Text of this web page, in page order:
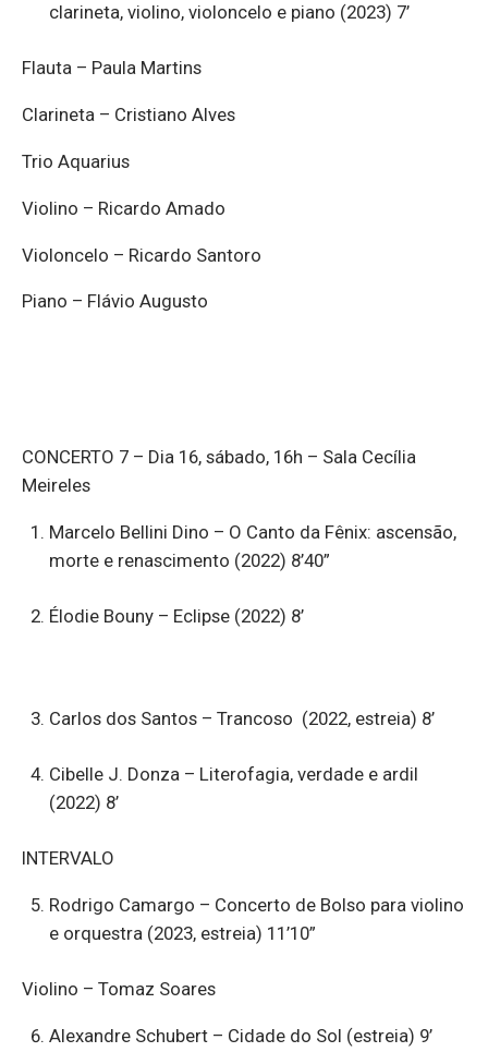
clarineta, violino, violoncelo e piano (2023) 7’
Flauta – Paula Martins
Clarineta – Cristiano Alves
Trio Aquarius
Violino – Ricardo Amado
Violoncelo – Ricardo Santoro
Piano – Flávio Augusto
CONCERTO 7 – Dia 16, sábado, 16h – Sala Cecília
Meireles
Marcelo Bellini Dino – O Canto da Fênix: ascensão,
morte e renascimento (2022) 8’40”
Élodie Bouny – Eclipse (2022) 8’
Carlos dos Santos – Trancoso (2022, estreia) 8’
Cibelle J. Donza – Literofagia, verdade e ardil
(2022) 8’
INTERVALO
Rodrigo Camargo – Concerto de Bolso para violino
e orquestra (2023, estreia) 11’10”
Violino – Tomaz Soares
Alexandre Schubert – Cidade do Sol (estreia) 9’